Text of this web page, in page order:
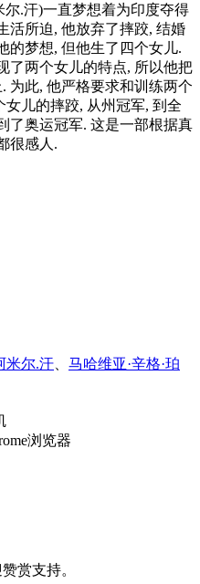
尔.汗)一直梦想着为印度夺得
活所迫, 他放弃了摔跤, 结婚
的梦想, 但他生了四个女儿.
了两个女儿的特点, 所以他把
为此, 他严格要求和训练两个
儿的摔跤, 从州冠军, 到全
了奥运冠军. 这是一部根据真
很感人.
米尔.汗
马哈维亚·辛格·珀
赏支持。